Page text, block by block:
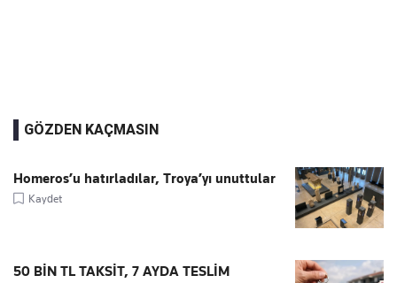
GÖZDEN KAÇMASIN
Homeros’u hatırladılar, Troya’yı unuttular
Kaydet
50 BİN TL TAKSİT, 7 AYDA TESLİM